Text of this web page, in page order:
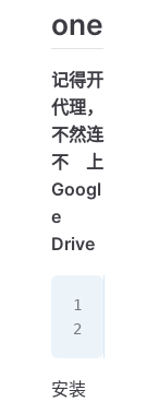
one
记得开
代理，
不然连
不上
Googl
e
Drive
安装